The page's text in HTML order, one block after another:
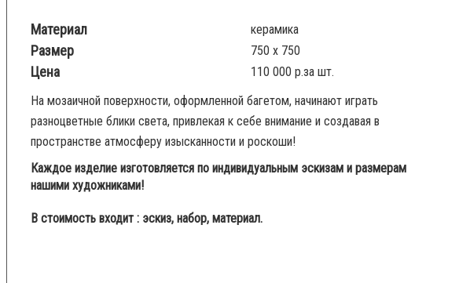
Материал керамика
Размер 750 x 750
Цена
110 000 р.за шт.
На мозаичной поверхности, оформленной багетом, начинают играть
разноцветные блики света, привлекая к себе внимание и создавая в
пространстве атмосферу изысканности и роскоши!
Каждое изделие изготовляется по индивидуальным эскизам и размерам
нашими художниками!
В стоимость входит : эскиз, набор, материал.